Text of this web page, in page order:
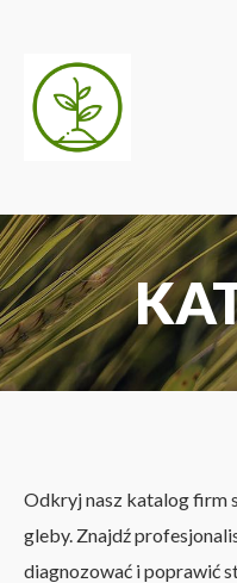
Odkryj nasz katalog firm
gleby. Znajdź
diagnozować i poprawić